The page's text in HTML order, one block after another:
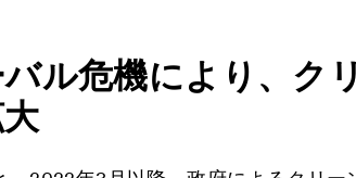
ル危機により、ク